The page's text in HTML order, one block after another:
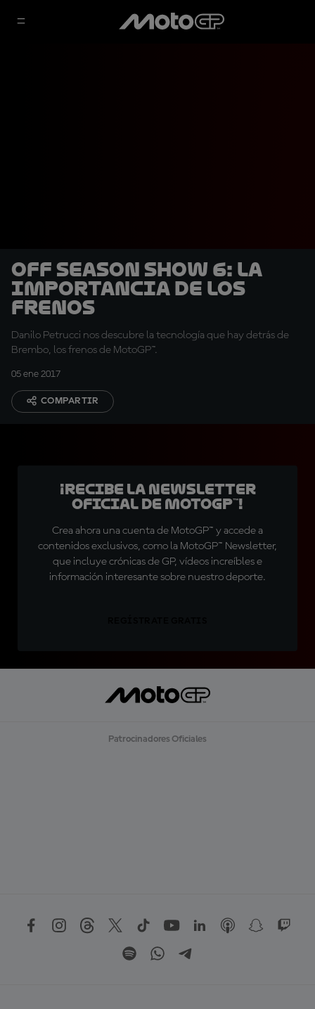
Off Season Show 6: La
importancia de los
frenos
Danilo Petrucci nos descubre la tecnología que hay detrás de
Brembo, los frenos de MotoGP™.
05 ene 2017
COMPARTIR
¡Recibe la Newsletter
oficial de MotoGP™!
Crea ahora una cuenta de MotoGP™ y accede a
contenidos exclusivos, como la MotoGP™ Newsletter,
que incluye crónicas de GP, vídeos increíbles e
información interesante sobre nuestro deporte.
Patrocinadores Oficiales